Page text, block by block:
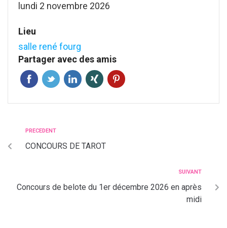
lundi 2 novembre 2026
Lieu
salle rené fourg
Partager avec des amis
PRECEDENT
CONCOURS DE TAROT
SUIVANT
Concours de belote du 1er décembre 2026 en après
midi